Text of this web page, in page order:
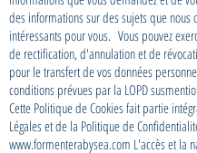
des informations sur des sujets que nous
intéressants pour vous. Vous pouvez
de rectification, d'annulation et de
pour le transfert de vos données
conditions prévues par la LOPD
Cette Politique de Cookies fait partie
Légales et de la Politique de
www.formenterabysea.com L'accès et la